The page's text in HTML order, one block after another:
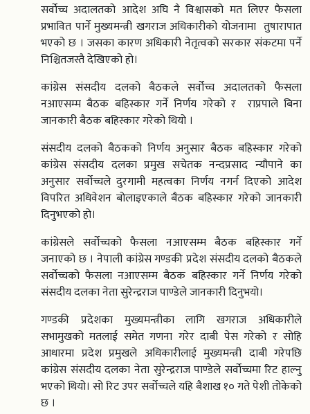
सर्वोच्च अदालतको आदेश अघि नै विश्वासको मत लिएर फैसला
प्रभावित पार्ने मुख्यमन्त्री खगराज अधिकारीको योजनामा तुषारापात
भएको छ । जसका कारण अधिकारी नेतृत्वको सरकार संकटमा पर्ने
निश्चितजस्तै देखिएको हो।
कांग्रेस संसदीय दलको बैठकले सर्वोच्च अदालतको फैसला
नआएसम्म बैठक बहिस्कार गर्ने निर्णय गरेको र राप्रपाले बिना
जानकारी बैठक बहिस्कार गरेको थियो ।
संसदीय दलको बैठकको निर्णय अनुसार बैठक बहिस्कार गरेको
कांग्रेस संसदीय दलका प्रमुख सचेतक नन्दप्रसाद न्यौपाने का
अनुसार सर्वोच्चले दुरगामी महत्वका निर्णय नगर्न दिएको आदेश
विपरित अधिवेशन बोलाइएकाले बैठक बहिस्कार गरेको जानकारी
दिनुभएको हो।
कांग्रेसले सर्वोच्चको फैसला नआएसम्म बैठक बहिस्कार गर्ने
जनाएको छ । नेपाली कांग्रेस गण्डकी प्रदेश संसदीय दलको बैठकले
सर्वोच्चको फैसला नआएसम्म बैठक बहिस्कार गर्ने निर्णय गरेको
संसदीय दलका नेता सुरेन्द्रराज पाण्डेले जानकारी दिनुभयो।
गण्डकी प्रदेशका मुख्यमन्त्रीका लागि खगराज अधिकारीले
सभामुखको मतलाई समेत गणना गरेर दाबी पेस गरेको र सोहि
आधारमा प्रदेश प्रमुखले अधिकारीलाई मुख्यमन्त्री दाबी गरेपछि
कांग्रेस संसदीय दलका नेता सुरेन्द्रराज पाण्डेले सर्वोच्चमा रिट हाल्नु
भएको थियो। सो रिट उपर सर्वोच्चले यहि बैशाख १० गते पेशी तोकेको
छ ।